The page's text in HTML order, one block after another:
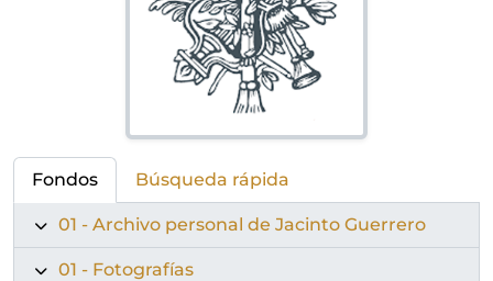
Fondos Búsqueda rápida
01 - Archivo personal de Jacinto Guerrero
01 - Fotografías